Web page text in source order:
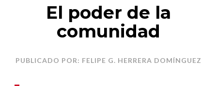
El poder de la
comunidad
PUBLICADO POR: FELIPE G. HERRERA DOMÍNGUEZ